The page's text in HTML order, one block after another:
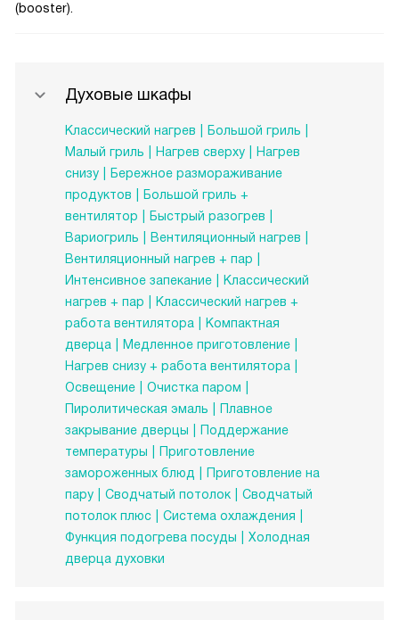
(booster).
Духовые шкафы
Классический нагрев
Большой гриль
Малый гриль
Нагрев сверху
Нагрев
снизу
Бережное размораживание
продуктов
Большой гриль +
вентилятор
Быстрый разогрев
Вариогриль
Вентиляционный нагрев
Вентиляционный нагрев + пар
Интенсивное запекание
Классический
нагрев + пар
Классический нагрев +
работа вентилятора
Компактная
дверца
Медленное приготовление
Нагрев снизу + работа вентилятора
Освещение
Очистка паром
Пиролитическая эмаль
Плавное
закрывание дверцы
Поддержание
температуры
Приготовление
замороженных блюд
Приготовление на
пару
Сводчатый потолок
Сводчатый
потолок плюс
Система охлаждения
Функция подогрева посуды
Холодная
дверца духовки